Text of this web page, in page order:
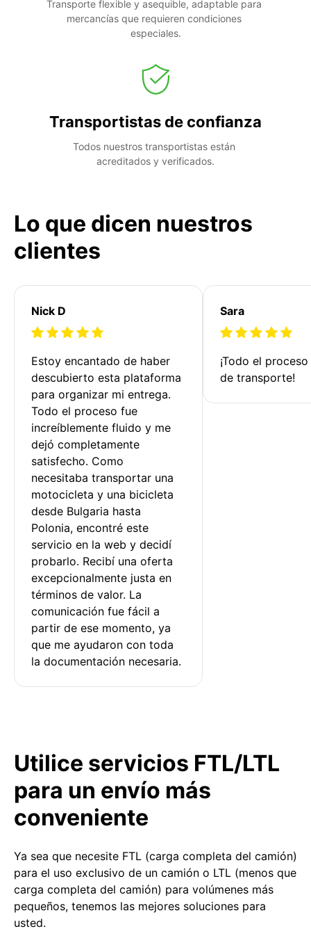
Transporte flexible y asequible, adaptable para
mercancías que requieren condiciones
especiales.
Transportistas de confianza
Todos nuestros transportistas están
acreditados y verificados.
Lo que dicen nuestros
clientes
Nick D
Estoy encantado de haber
descubierto esta plataforma
para organizar mi entrega.
Todo el proceso fue
increíblemente fluido y me
dejó completamente
satisfecho. Como
necesitaba transportar una
motocicleta y una bicicleta
desde Bulgaria hasta
Polonia, encontré este
servicio en la web y decidí
probarlo. Recibí una oferta
excepcionalmente justa en
términos de valor. La
comunicación fue fácil a
partir de ese momento, ya
que me ayudaron con toda
la documentación necesaria.
Sara
¡Todo el
de transporte!
Utilice servicios FTL/LTL
para un envío más
conveniente
Ya sea que necesite FTL (carga completa del camión)
para el uso exclusivo de un camión o LTL (menos que
carga completa del camión) para volúmenes más
pequeños, tenemos las mejores soluciones para
usted.